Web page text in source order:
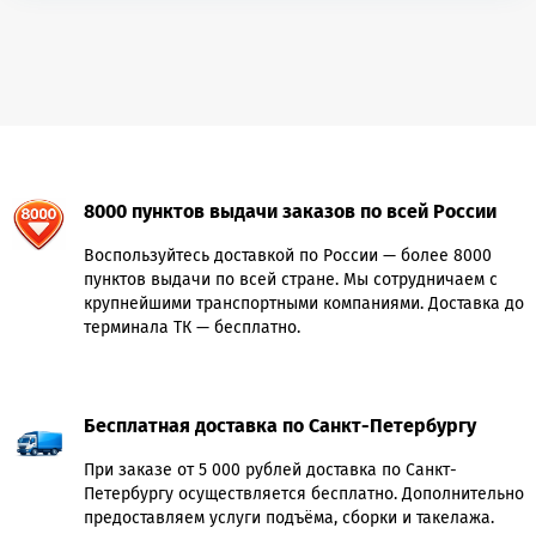
8000 пунктов выдачи заказов по всей России
Воспользуйтесь доставкой по России — более 8000
пунктов выдачи по всей стране. Мы сотрудничаем с
крупнейшими транспортными компаниями. Доставка до
терминала ТК — бесплатно.
Бесплатная доставка по Санкт-Петербургу
При заказе от 5 000 рублей доставка по Санкт-
Петербургу осуществляется бесплатно. Дополнительно
предоставляем услуги подъёма, сборки и такелажа.